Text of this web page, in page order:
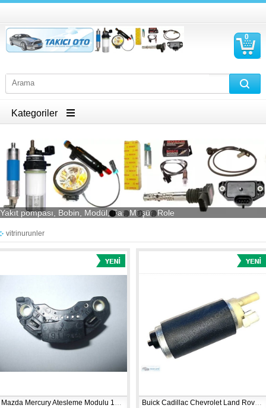
0
Kategoriler
Yakıt pompası, Bobin, Modül, Far, Müşür, Role
vitrinurunler
Mazda Mercury Atesleme Modulu 1988-1994 LX593 J911 Buick Cadillac Chevrolet Land Rover Benzin Pompasi EFP240